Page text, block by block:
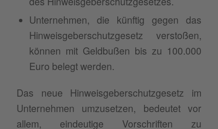
Unternehmen, die künftig gegen das
Hinweisgeberschutzgesetz verstoßen,
können mit Geldbußen bis zu 100.000
Euro belegt werden.
Das neue Hinweisgeberschutzgesetz im
Unternehmen umzusetzen, bedeutet vor
allem, eindeutige Vorschriften zu